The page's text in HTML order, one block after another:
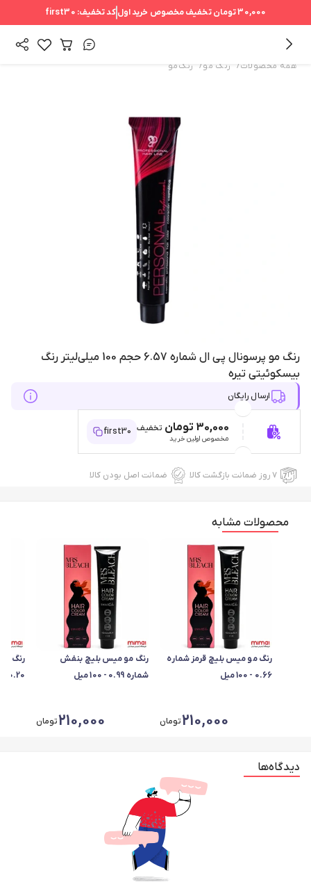
30,000 تومان تخفیف مخصوص خرید اول کد تخفیف: first30
همه محصولات/ رنگ مو/ رنگ‌مو
رنگ مو پرسونال پی ال شماره 6.57 حجم 100 میلی‌لیتر رنگ
بیسکوئیتی تیره
ارسال رایگان
30,000 تومان تخفیف
مخصوص اولین خرید
first30
۷ روز ضمانت بازگشت کالا ضمانت اصل بودن کالا
محصولات مشابه
رنگ مو میس بلیچ قرمز شماره
0.66 - 100 میل
210,000تومان
رنگ مو میس بلیچ بنفش
شماره 0.99 - 100 میل
210,000تومان
رنگ
0.20 - 100 میل
دیدگاه‌ها